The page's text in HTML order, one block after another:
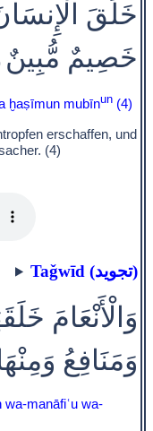
خَلَقَ
خَصِيمٌ مُّبِينٌ
ḫaṣīmun mubīnun (4)
erschaffen, und
(4)
Taǧwīd (تجويد)
وَالْأَنْعَامَ
وَمَنَافِعُ
wa-manāfiʿu wa-